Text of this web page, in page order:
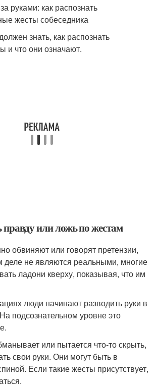
знать, как распознать
и что они означают.
правду или ложь по жестам
обвиняют или говорят претензии,
деле не являются реальными, многие
ладони кверху, показывая, что им
люди начинают разводить руки в
подсознательном уровне это
или пытается что-то скрыть,
свои руки. Они могут быть в
Если такие жесты присутствует,